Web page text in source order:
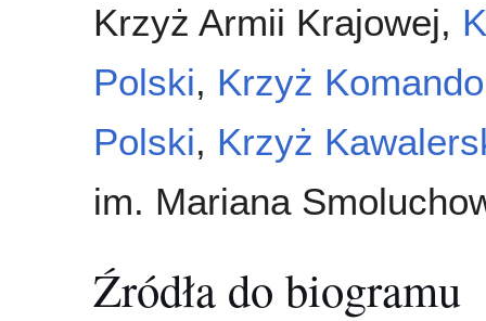
Krzyż Armii Krajowej,
Polski, Krzyż
Polski, Krzyż
im. Mariana
Źródła do biogramu